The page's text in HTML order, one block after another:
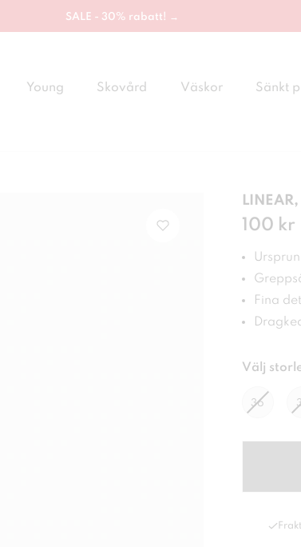
SALE - 30% rabatt! →
Young Skovård Väskor Sänkt
Pris:
100 kr
Fina
Välj
36